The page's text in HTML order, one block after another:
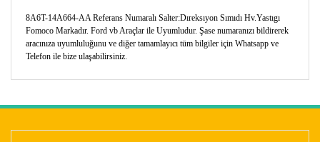
8A6T-14A664-AA Referans Numaralı Salter:Dıreksıyon Sımıdı Hv.Yastıgı
Fomoco Markadır. Ford vb Araçlar ile Uyumludur. Şase numaranızı bildirerek
aracınıza uyumluluğunu ve diğer tamamlayıcı tüm bilgiler için Whatsapp ve
Telefon ile bize ulaşabilirsiniz.